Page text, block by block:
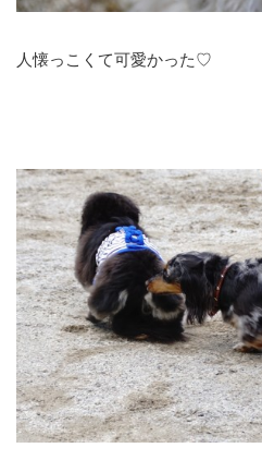
人懐っこくて可愛かった♡